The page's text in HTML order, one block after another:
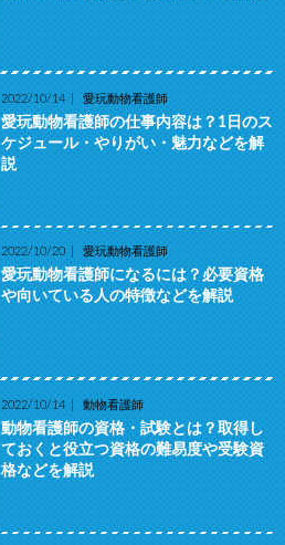
2022/10/14 愛玩動物看護師
愛玩動物看護師の仕事内容は？1日のス
ケジュール・やりがい・魅力などを解
説
2022/10/20 愛玩動物看護師
愛玩動物看護師になるには？必要資格
や向いている人の特徴などを解説
2022/10/14 動物看護師
動物看護師の資格・試験とは？取得し
ておくと役立つ資格の難易度や受験資
格などを解説